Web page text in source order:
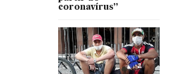
coronavírus”